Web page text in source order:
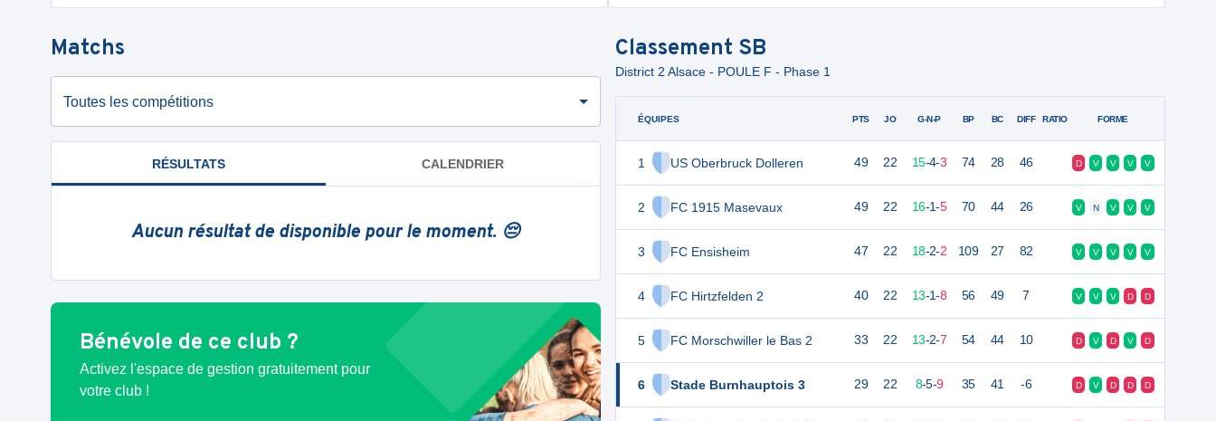
Matchs
Toutes les compétitions
RÉSULTATS CALENDRIER
Aucun résultat de disponible pour le moment. 😔
Bénévole de ce club ?
Activez l'espace de gestion gratuitement pour
votre club !
Classement SB
District 2 Alsace - POULE F - Phase 1
ÉQUIPES
1 US Oberbruck Dolleren
2 FC 1915 Masevaux
3 FC Ensisheim
4 FC Hirtzfelden 2
5 FC Morschwiller le Bas 2
6 Stade Burnhauptois 3
PTS JO G-N-P BP BC DIFF RATIO FORME
49 22 15-4-3 74 28 46 D V V V V
49 22 16-1-5 70 44 26 V N V V V
47 22 18-2-2 109 27 82 V V V V V
40 22 13-1-8 56 49 7 V V V D D
33 22 13-2-7 54 44 10 D V D V D
29 22 8-5-9 35 41 -6 D V D D D